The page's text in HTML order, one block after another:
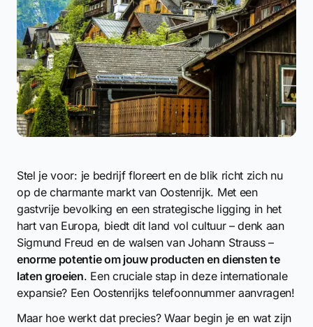
Stel je voor: je bedrijf floreert en de blik richt zich nu
op de charmante markt van Oostenrijk. Met een
gastvrije bevolking en een strategische ligging in het
hart van Europa, biedt dit land vol cultuur – denk aan
Sigmund Freud en de walsen van Johann Strauss –
enorme potentie om jouw producten en diensten te
laten groeien. Een cruciale stap in deze internationale
expansie? Een Oostenrijks telefoonnummer aanvragen!
Maar hoe werkt dat precies? Waar begin je en wat zijn